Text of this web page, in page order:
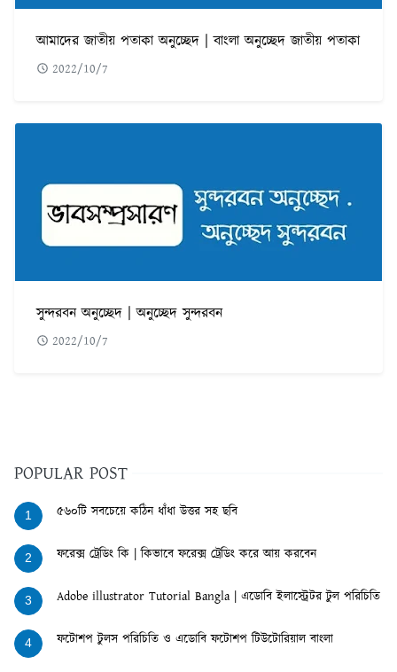
আমাদের জাতীয় পতাকা অনুচ্ছেদ | বাংলা অনুচ্ছেদ জাতীয় পতাকা
2022/10/7
সুন্দরবন অনুচ্ছেদ | অনুচ্ছেদ সুন্দরবন
2022/10/7
POPULAR POST
1 ৫৬০টি সবচেয়ে কঠিন ধাঁধা উত্তর সহ ছবি
2 ফরেক্স ট্রেডিং কি | কিভাবে ফরেক্স ট্রেডিং করে আয় করবেন
3 Adobe illustrator Tutorial Bangla | এডোবি ইলাস্ট্রেটর টুল পরিচিতি
4 ফটোশপ টুলস পরিচিতি ও এডোবি ফটোশপ টিউটোরিয়াল বাংলা